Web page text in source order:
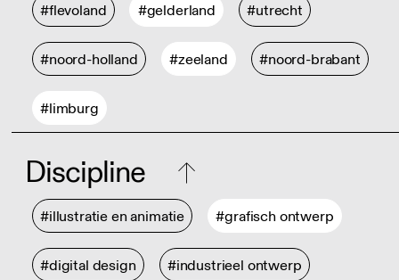
#flevoland #gelderland #utrecht
#noord-holland #zeeland #noord-brabant
#limburg
Discipline
#illustratie en animatie #grafisch ontwerp
#digital design #industrieel ontwerp